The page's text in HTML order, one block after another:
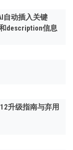
自动插入关键
description信息
升级指南与弃用